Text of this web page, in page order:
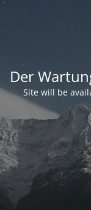
Der
Site will be